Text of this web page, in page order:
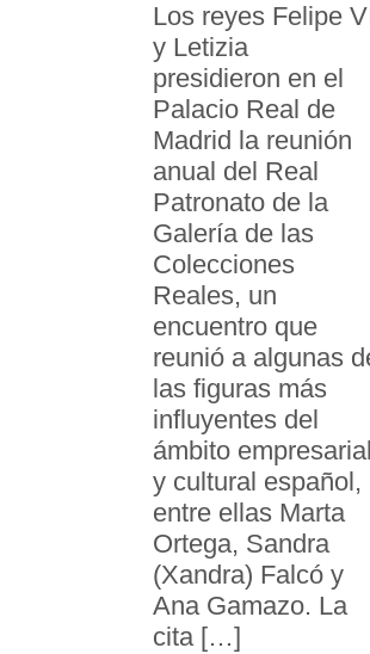
Los reyes Felipe
y Letizia
presidieron en el
Palacio Real de
Madrid la reunión
anual del Real
Patronato de la
Galería de las
Colecciones
Reales, un
encuentro que
reunió a algunas
las figuras más
influyentes del
ámbito empresarial
y cultural español,
entre ellas Marta
Ortega, Sandra
(Xandra) Falcó y
Ana Gamazo. La
cita […]